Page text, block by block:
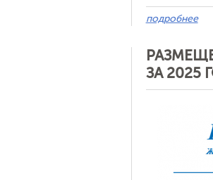
подробнее
ЗА 2025